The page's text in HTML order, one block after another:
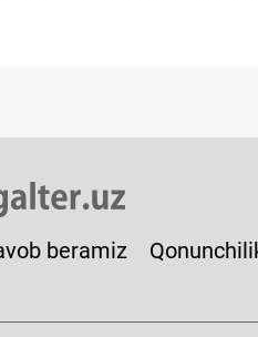
beramiz